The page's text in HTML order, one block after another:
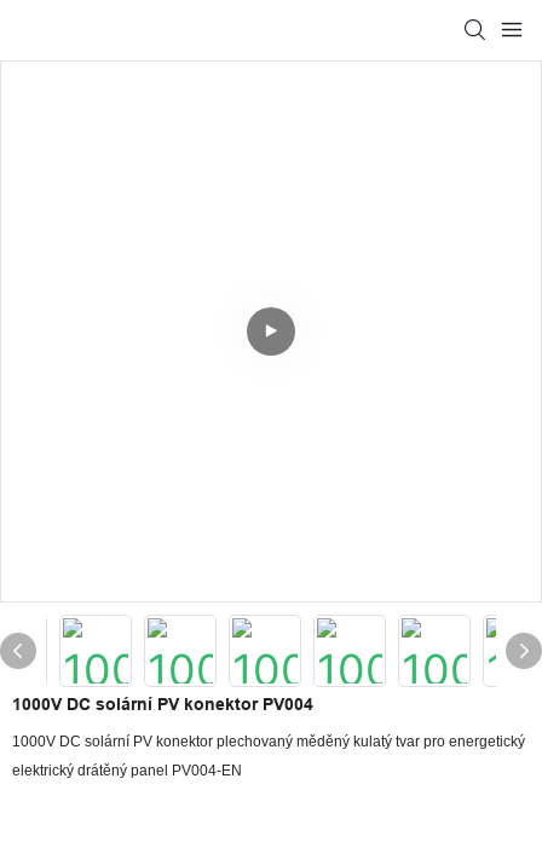
1000V DC solární PV konektor PV004
1000V DC solární PV konektor plechovaný měděný kulatý tvar pro energetický
elektrický drátěný panel PV004-EN